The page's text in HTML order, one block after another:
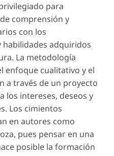
para
comprensión y
con los
adquiridos
La metodología
enfoque cualitativo y el
a través de un proyecto
los intereses, deseos y
Los cimientos
en autores como
pues pensar en una
posible la formación